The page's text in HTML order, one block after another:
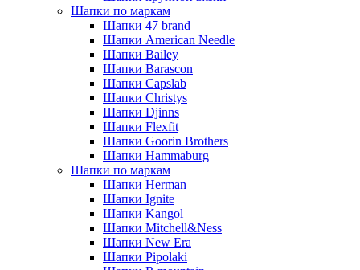
Шапки по маркам
Шапки 47 brand
Шапки American Needle
Шапки Bailey
Шапки Barascon
Шапки Capslab
Шапки Christys
Шапки Djinns
Шапки Flexfit
Шапки Goorin Brothers
Шапки Hammaburg
Шапки по маркам
Шапки Herman
Шапки Ignite
Шапки Kangol
Шапки Mitchell&Ness
Шапки New Era
Шапки Pipolaki